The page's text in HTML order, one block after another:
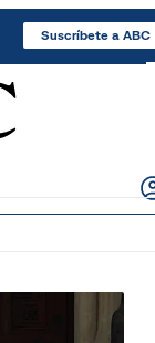
Suscríbete a ABC